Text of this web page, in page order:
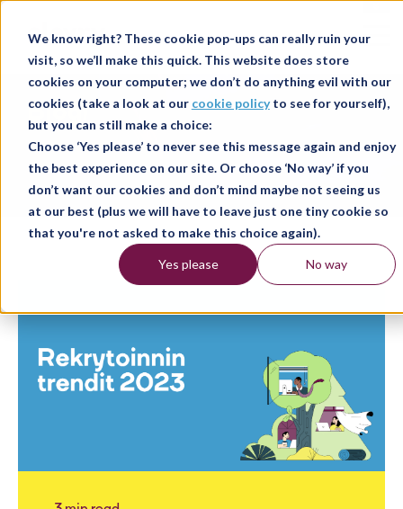
We know right? These cookie pop-ups can really ruin your
visit, so we’ll make this quick. This website does store
cookies on your computer; we don’t do anything evil with our
cookies (take a look at our cookie policyto see for yourself),
but you can still make a choice:
Choose ‘Yes please’ to never see this message again and enjoy
the best experience on our site. Or choose ‘No way’ if you
don’t want our cookies and don’t mind maybe not seeing us
at our best (plus we will have to leave just one tiny cookie so
that you're not asked to make this choice again).
Yes please No way
KIRJAUDU (YRITYS)
KIRJAUDU (KONSULTTI)
Blogi